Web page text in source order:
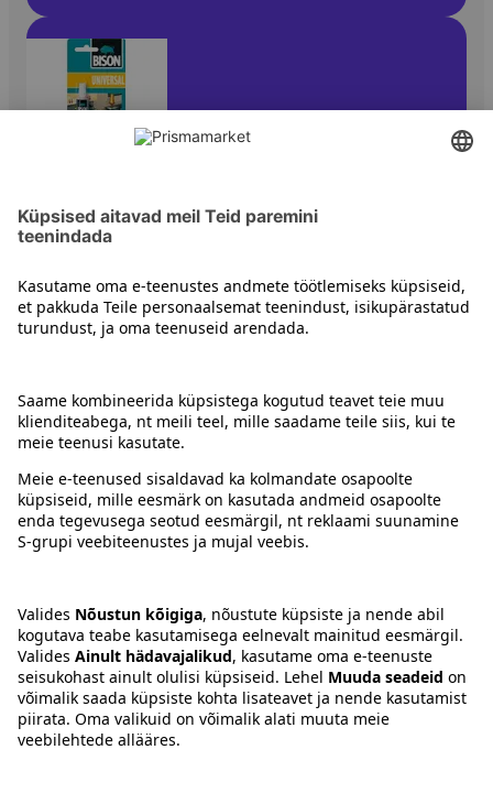
Liimid
Juhised
Tingimused
Keel:ETENRU